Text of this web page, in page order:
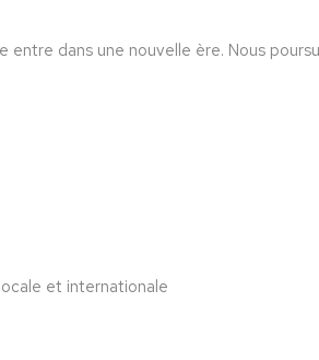
dans une nouvelle ère. Nous
et internationale